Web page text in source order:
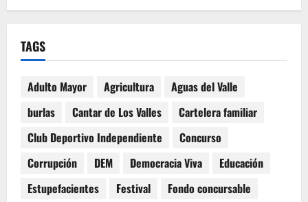
TAGS
Adulto Mayor Agricultura
Aguas del Valle
burlas
Cantar de Los Valles
Cartelera familiar
Club Deportivo Independiente
Concurso
Corrupción
DEM Democracia Viva
Educación
Estupefacientes
Festival
Fondo concursable